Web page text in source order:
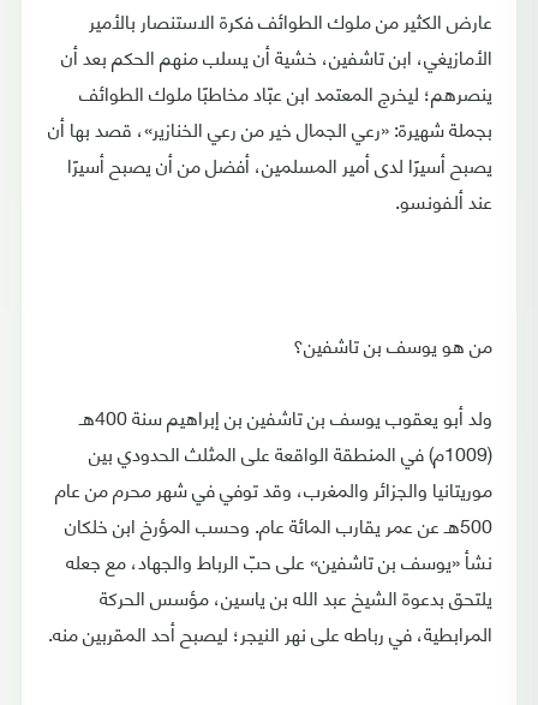
عارض الكثير من ملوك الطوائف فكرة الاستنصار بالأمير
الأمازيغي، ابن تاشفين، خشية أن يسلب منهم الحكم بعد أن
ينصرهم؛ ليخرج المعتمد ابن عبّاد مخاطبًا ملوك الطوائف
بجملة شهيرة: «رعي الجمال خير من رعي الخنازير»، قصد بها أن
يصبح أسيرًا لدى أمير المسلمين، أفضل من أن يصبح أسيرًا
عند ألفونسو.
من هو يوسف بن تاشفين؟
ولد أبو يعقوب يوسف بن تاشفين بن إبراهيم سنة 400هـ
(1009م) في المنطقة الواقعة على المثلث الحدودي بين
موريتانيا والجزائر والمغرب، وقد توفي في شهر محرم من عام
500هـ عن عمر يقارب المائة عام. وحسب المؤرخ ابن خلكان
نشأ «يوسف بن تاشفين» على حبّ الرباط والجهاد، مع جعله
يلتحق بدعوة الشيخ عبد الله بن ياسين، مؤسس الحركة
المرابطية، في رباطه على نهر النيجر؛ ليصبح أحد المقربين منه.